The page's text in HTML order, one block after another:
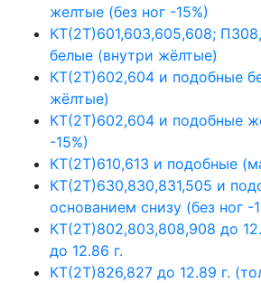
желтые (без ног -15%)
КТ(2Т)601,603,605,608;
белые (внутри жёлтые)
КТ(2Т)602,604 и подобные
жёлтые)
КТ(2Т)602,604 и подобные
-15%)
КТ(2Т)610,613 и подобные
КТ(2Т)630,830,831,505 и
основанием снизу (без ног -
КТ(2Т)802,803,808,908 до
до 12.86 г.
КТ(2Т)826,827 до 12.89 г.